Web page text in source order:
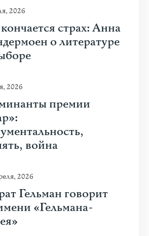
2026
кончается страх: Анна
о литературе
2026
премии
война
2026
Гельман говорит
«Гельмана-